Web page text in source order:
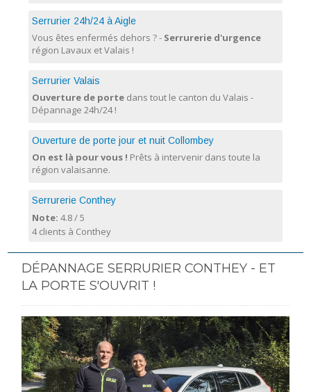
Serrurier 24h/24 à Aigle
Vous êtes enfermés dehors ? - Serrurerie d'urgence
région Lavaux et Valais !
Serrurier Valais
Ouverture de portedans tout le canton du Valais -
Dépannage 24h/24 !
Ouverture de porte jour et nuit Collombey
On est là pour vous ! Prêts à intervenir dans toute la
région valaisanne.
Serrurerie Conthey
Note: 4.8/5
4 clients à Conthey
DÉPANNAGE SERRURIER CONTHEY - ET
LA PORTE S'OUVRIT !